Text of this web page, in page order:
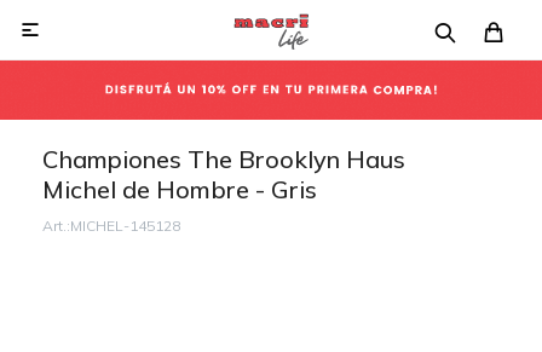

Championes The Brooklyn Haus
Michel de Hombre - Gris
MICHEL-145128